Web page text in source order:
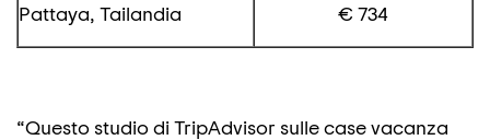
Pattaya, Tailandia € 734
“Questo studio di TripAdvisor sulle case vacanza